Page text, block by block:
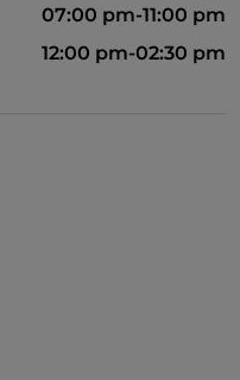
07:00 pm-11:00 pm
12:00 pm-02:30 pm